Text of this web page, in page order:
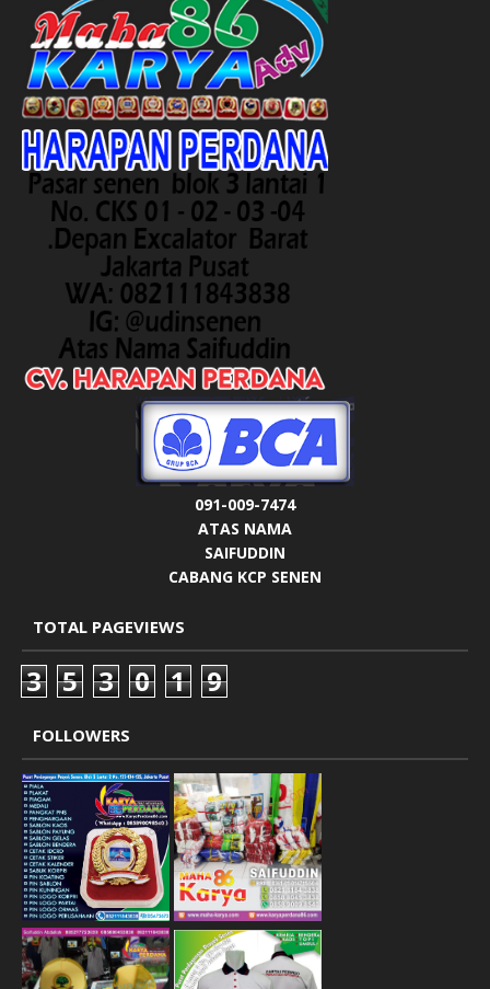
091-009-7474
ATAS NAMA
SAIFUDDIN
CABANG KCP SENEN
TOTAL PAGEVIEWS
3 5 3 0 1 9
FOLLOWERS